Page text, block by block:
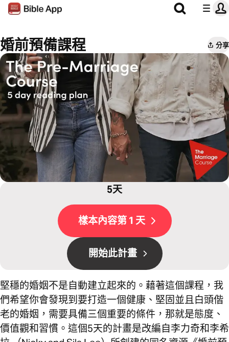
婚前預備課程 分享
5天
樣本內容第 1 天
開始此計畫
堅穩的婚姻不是自動建立起來的。藉著這個課程，我
們希望你會發現到要打造一個健康、堅固並且白頭偕
老的婚姻，需要具備三個重要的條件，那就是態度、
價值觀和習慣。這個5天的計畫是改編自李力奇和李希